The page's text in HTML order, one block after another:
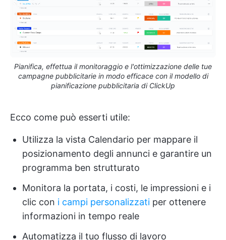
Pianifica, effettua il monitoraggio e l'ottimizzazione delle tue
campagne pubblicitarie in modo efficace con il modello di
pianificazione pubblicitaria di ClickUp
Ecco come può esserti utile:
Utilizza la vista Calendario per mappare il
posizionamento degli annunci e garantire un
programma ben strutturato
Monitora la portata, i costi, le impressioni e i
clic con i campi personalizzati per ottenere
informazioni in tempo reale
Automatizza il tuo flusso di lavoro